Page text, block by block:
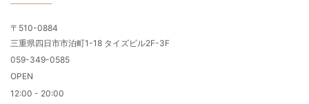
〒510-0884
三重県四日市市泊町1-18 タイズビル2F-3F
059-349-0585
OPEN
12:00 - 20:00